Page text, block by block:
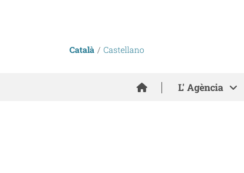
Català Castellano
Inici L' Agència